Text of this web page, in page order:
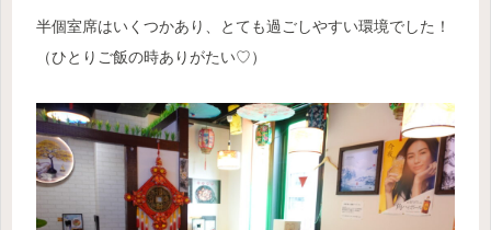
半個室席はいくつかあり、とても過ごしやすい環境でした！
（ひとりご飯の時ありがたい♡）